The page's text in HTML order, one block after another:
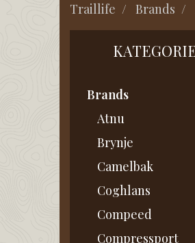
Traillife Brands
Brands
Atnu
Brynje
Camelbak
Coghlans
Compeed
Compressport